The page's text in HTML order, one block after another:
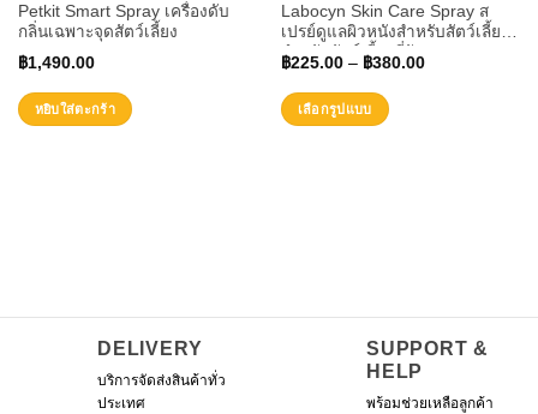
Petkit Smart Spray เครื่องดับ
กลิ่นเฉพาะจุดสัตว์เลี้ยง
฿1,490.00
หยิบใส่ตะกร้า
Labocyn Skin Care Spray ส
เปรย์ดูแลผิวหนังสำหรับสัตว์เลี้ยง
สำหรับสัตว์เลี้ยงที่ปัญหาแผล
ผิวหนังอักเสบแดง
฿225.00– ฿380.00
เลือกรูปแบบ
may
DELIVERY
บริการจัดส่งสินค้าทั่ว
ประเทศ
SUPPORT &
HELP
พร้อมช่วยเหลือลูกค้า